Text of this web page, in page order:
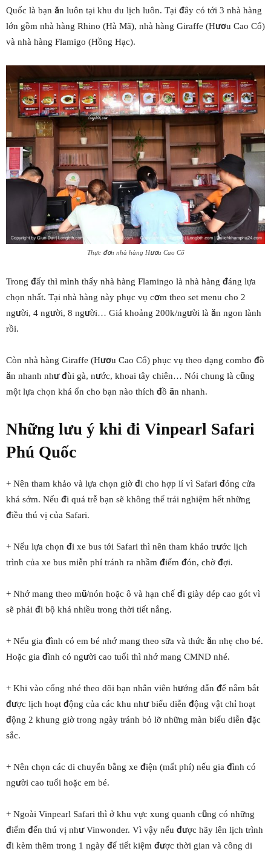
Quốc là bạn ăn luôn tại khu du lịch luôn. Tại đây có tới 3 nhà hàng
lớn gồm nhà hàng Rhino (Hà Mã), nhà hàng Giraffe (Hươu Cao Cổ)
và nhà hàng Flamigo (Hồng Hạc).
Thực đơn nhà hàng Hươu Cao Cổ
Trong đấy thì mình thấy nhà hàng Flamingo là nhà hàng đáng lựa
chọn nhất. Tại nhà hàng này phục vụ cơm theo set menu cho 2
người, 4 người, 8 người… Giá khoảng 200k/người là ăn ngon lành
rồi.
Còn nhà hàng Giraffe (Hươu Cao Cổ) phục vụ theo dạng combo đồ
ăn nhanh như đùi gà, nước, khoai tây chiên… Nói chung là cũng
một lựa chọn khá ổn cho bạn nào thích đồ ăn nhanh.
Những lưu ý khi đi Vinpearl Safari
Phú Quốc
+ Nên tham khảo và lựa chọn giờ đi cho hợp lí vì Safari đóng cửa
khá sớm. Nếu đi quá trễ bạn sẽ không thể trải nghiệm hết những
điều thú vị của Safari.
+ Nếu lựa chọn đi xe bus tới Safari thì nên tham khảo trước lịch
trình của xe bus miễn phí tránh ra nhầm điểm đón, chờ đợi.
+ Nhớ mang theo mũ/nón hoặc ô và hạn chế đi giày dép cao gót vì
sẽ phải đi bộ khá nhiều trong thời tiết nắng.
+ Nếu gia đình có em bé nhớ mang theo sữa và thức ăn nhẹ cho bé.
Hoặc gia đình có người cao tuổi thì nhớ mang CMND nhé.
+ Khi vào cổng nhé theo dõi bạn nhân viên hướng dẫn để nắm bắt
được lịch hoạt động của các khu như biểu diễn động vật chỉ hoạt
động 2 khung giờ trong ngày tránh bỏ lỡ những màn biểu diễn đặc
sắc.
+ Nên chọn các di chuyển bằng xe điện (mất phí) nếu gia đình có
người cao tuổi hoặc em bé.
+ Ngoài Vinpearl Safari thì ở khu vực xung quanh cũng có những
điểm đến thú vị như Vinwonder. Vì vậy nếu được hãy lên lịch trình
đi kèm thêm trong 1 ngày để tiết kiệm được thời gian và công di